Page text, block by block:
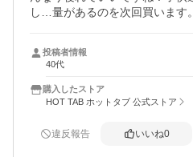
し…量があるのを次回買います。
投稿者情報
40代
購入したストア
HOT TAB ホットタブ 公式ストア
違反報告 いいね0